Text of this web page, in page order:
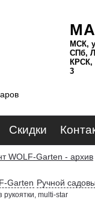
МСК,
СПб,
КРСК,
3
Скидки
WOLF-Garten - архив
Garten Ручной
рукоятки, multi-star